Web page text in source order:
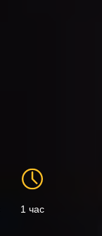
1 час